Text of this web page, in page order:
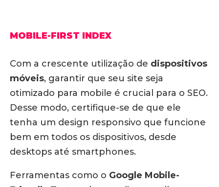
MOBILE-FIRST INDEX
Com a crescente utilização de dispositivos
móveis, garantir que seu site seja
otimizado para mobile é crucial para o SEO.
Desse modo, certifique-se de que ele
tenha um design responsivo que funcione
bem em todos os dispositivos, desde
desktops até smartphones.
Ferramentas como o Google Mobile-